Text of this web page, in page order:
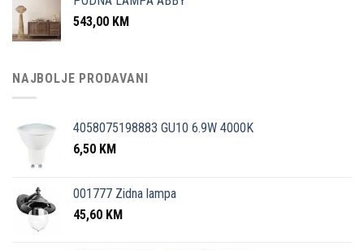
543,00 KM
NAJBOLJE PRODAVANI
4058075198883 GU10 6.9W 4000K
6,50 KM
001777 Zidna lampa
45,60 KM